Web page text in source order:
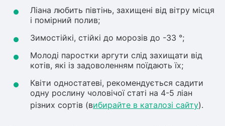
Ліана любить півтінь, захищені від вітру місця
і помірний полив;
Зимостійкі, стійкі до морозів до -33 °;
Молоді паростки аргути слід захищати від
котів, які із задоволенням поїдають їх;
Квіти одностатеві, рекомендується садити
одну рослину чоловічої статі на 4-5 ліан
різних сортів (вибирайте в каталозі сайту).